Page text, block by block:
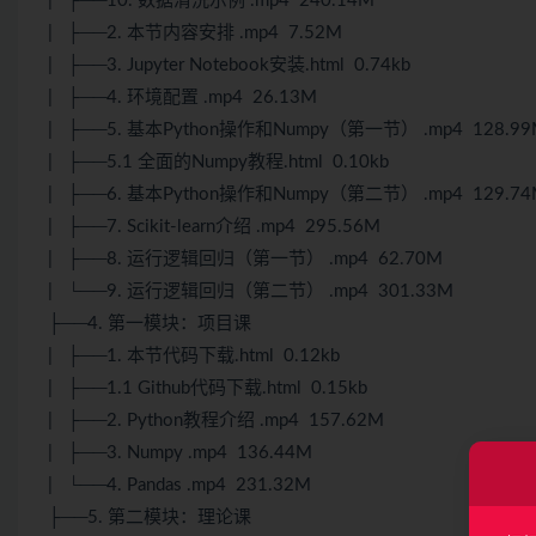
| ├──2. 本节内容安排 .mp4 7.52M
| ├──3. Jupyter Notebook安装.html 0.74kb
| ├──4. 环境配置 .mp4 26.13M
| ├──5. 基本Python操作和Numpy（第一节） .mp4
| ├──5.1 全面的Numpy教程.html 0.10kb
| ├──6. 基本Python操作和Numpy（第二节） .mp4
| ├──7. Scikit-learn介绍 .mp4 295.56M
| ├──8. 运行逻辑回归（第一节） .mp4 62.70M
| └──9. 运行逻辑回归（第二节） .mp4 301.33M
├──4. 第一模块：项目课
| ├──1. 本节代码下载.html 0.12kb
| ├──1.1 Github代码下载.html 0.15kb
| ├──2. Python教程介绍 .mp4 157.62M
| ├──3. Numpy .mp4 136.44M
| └──4. Pandas .mp4 231.32M
├──5. 第二模块：理论课